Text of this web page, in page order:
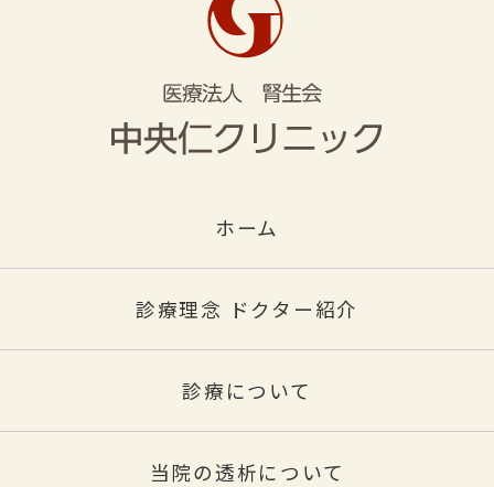
ホーム
診療理念 ドクター紹介
診療について
当院の透析について